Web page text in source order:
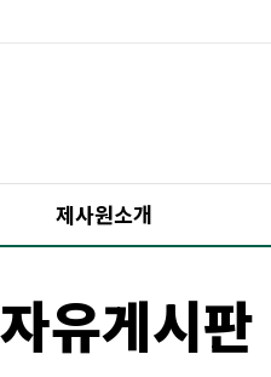
제사원소개
자유게시판